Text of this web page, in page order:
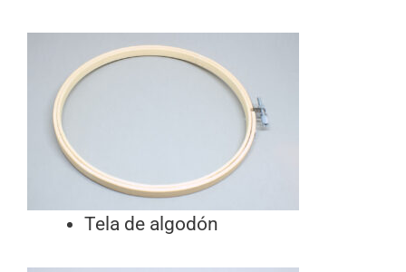
Tela de algodón